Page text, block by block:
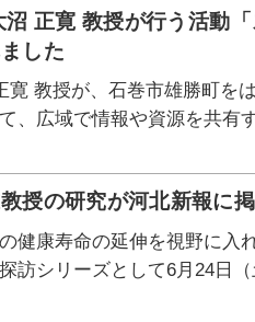
正寛 教授が行う活動
した
教授が、石巻市雄勝町を
、広域で情報や資源を共有
授の研究が河北新報に
健康寿命の延伸を視野に入
訪シリーズとして6月24日